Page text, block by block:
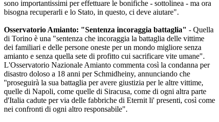
sono importantissimi per effettuare le bonifiche - sottolinea - ma ora
bisogna recuperarli e lo Stato, in questo, ci deve aiutare".
Osservatorio Amianto: "Sentenza incoraggia battaglia" - Quella
di Torino è una "sentenza che incoraggia la battaglia delle vittime
dei familiari e delle persone oneste per un mondo migliore senza
amianto e senza quella sete di profitto cui sacrificare vite umane".
L'Osservatorio Nazionale Amianto commenta così la condanna per
disastro doloso a 18 anni per Schmidheiny, annunciando che
''proseguirà la sua battaglia per avere giustizia per le altre vittime,
quelle di Napoli, come quelle di Siracusa, come di ogni altra parte
d'Italia cadute per via delle fabbriche di Eternit li' presenti, così come
nei confronti di ogni altro responsabile".